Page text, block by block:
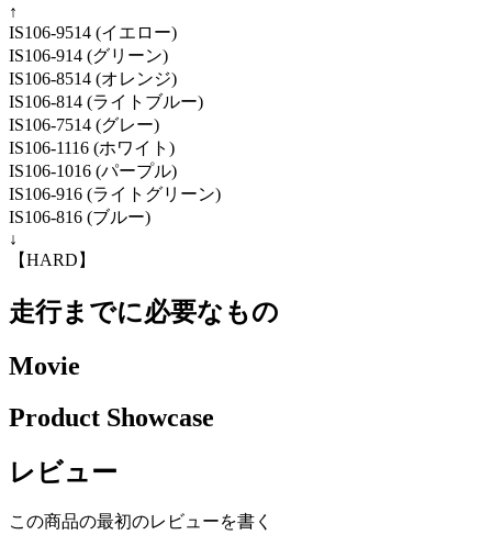
↑
IS106-9514 (イエロー)
IS106-914 (グリーン)
IS106-8514 (オレンジ)
IS106-814 (ライトブルー)
IS106-7514 (グレー)
IS106-1116 (ホワイト)
IS106-1016 (パープル)
IS106-916 (ライトグリーン)
IS106-816 (ブルー)
↓
【HARD】
走行までに必要なもの
Movie
Product Showcase
レビュー
この商品の最初のレビューを書く